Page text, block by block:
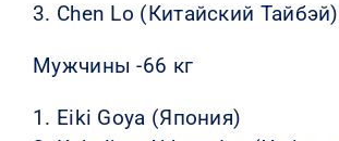
3. Chen Lo (Китайский Тайбэй)
Мужчины -66 кг
1. Eiki Goya (Япония)